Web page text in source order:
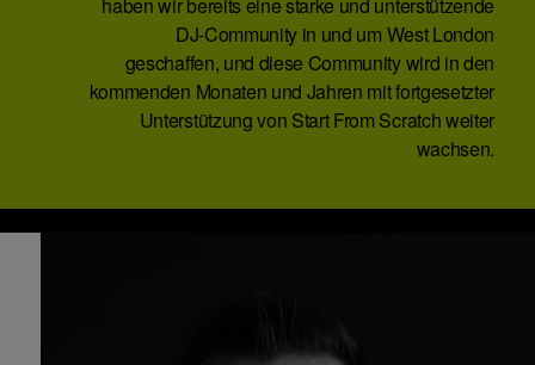
haben wir bereits eine starke und unterstützende
DJ-Community in und um West London
geschaffen, und diese Community wird in den
kommenden Monaten und Jahren mit fortgesetzter
Unterstützung von Start From Scratch weiter
wachsen.